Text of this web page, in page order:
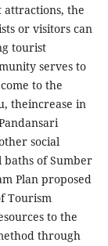
the
or visitors can
tourist
serves to
to the
theincrease in
social
of Sumber
Plan proposed
Tourism
to the
through